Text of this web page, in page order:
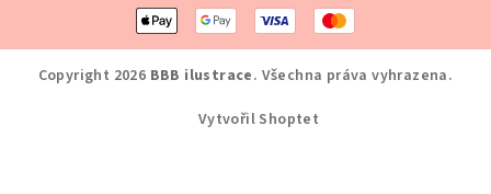
Copyright 2026 BBB ilustrace. Všechna práva vyhrazena.
Vytvořil Shoptet